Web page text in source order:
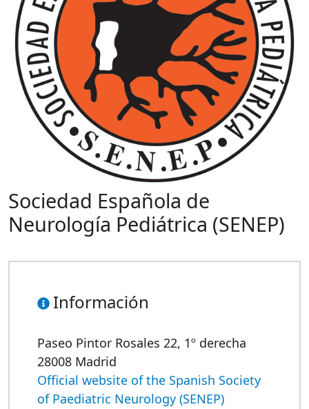
Sociedad Española de
Neurología Pediátrica (SENEP)
Información
Paseo Pintor Rosales 22, 1º derecha
28008 Madrid
Official website of the Spanish Society
of Paediatric Neurology (SENEP)